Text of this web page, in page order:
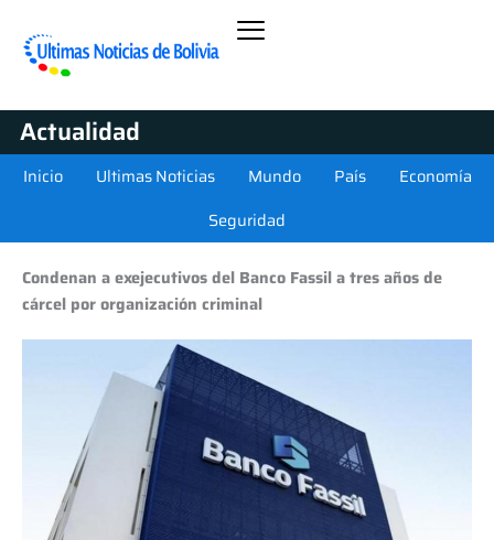
Actualidad
Inicio Ultimas Noticias Mundo País
Economía
Seguridad
Condenan a exejecutivos del Banco Fassil a tres años de
cárcel por organización criminal